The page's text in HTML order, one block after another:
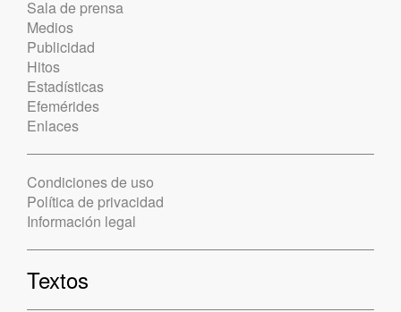
Sala de prensa
Medios
Publicidad
Hitos
Estadísticas
Efemérides
Enlaces
Condiciones de uso
Política de privacidad
Información legal
Textos